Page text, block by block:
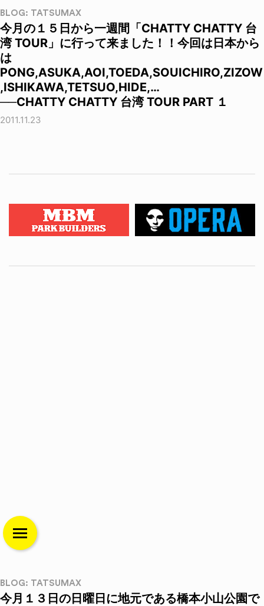
BLOG: TATSUMAX
今月の１５日から一週間「CHATTY CHATTY 台
湾 TOUR」に行って来ました！！今回は日本から
は
PONG,ASUKA,AOI,TOEDA,SOUICHIRO,ZIZOW
,ISHIKAWA,TETSUO,HIDE,…
──CHATTY CHATTY 台湾 TOUR PART １
2011.11.23
BLOG: TATSUMAX
今月１３日の日曜日に地元である橋本小山公園で